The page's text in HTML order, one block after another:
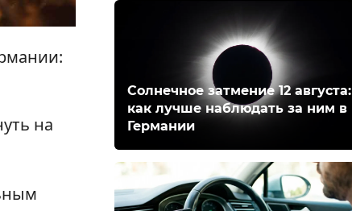
на
Солнечное затмение 12 августа:
как лучше наблюдать за ним в
Германии